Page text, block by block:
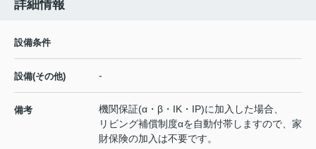
詳細情報
設備条件
設備(その他) -
備考
機関保証(α・β・IK・IP)に加入した場合、
リビング補償制度αを自動付帯しますので、家
財保険の加入は不要です。